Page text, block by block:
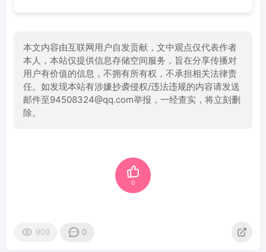
本文内容由互联网用户自发贡献，文中观点仅代表作者
本人，本站仅提供信息存储空间服务，旨在分享传播对
用户有价值的信息，不拥有所有权，不承担相关法律责
任。如发现本站有涉嫌抄袭侵权/违法违规的内容请发送
邮件至94508324@qq.com举报，一经查实，将立刻删
除。
0
909 0